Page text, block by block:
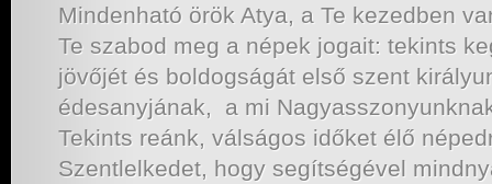
Mindenható örök Atya, a Te kezedben
Te szabod meg a népek jogait: tekints
jövőjét és boldogságát első szent
édesanyjának, a mi
Tekints reánk, válságos időket élő
Szentlelkedet, hogy segítségével